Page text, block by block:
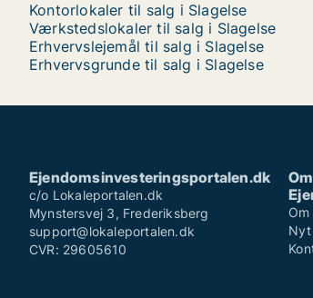
Kontorlokaler til salg i Slagelse
Værkstedslokaler til salg i Slagelse
Erhvervslejemål til salg i Slagelse
Erhvervsgrunde til salg i Slagelse
Ejendomsinvesteringsportalen.dk
c/o Lokaleportalen.dk
Mynstersvej 3, Frederiksberg
support@lokaleportalen.dk
CVR: 29605610
Om
Nyt